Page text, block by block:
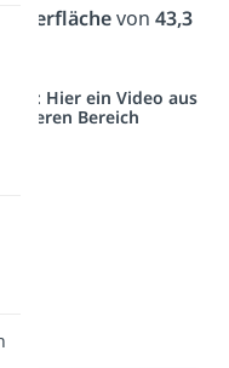
Oberflächevon 43,3
Hier ein Video aus
anderen Bereich